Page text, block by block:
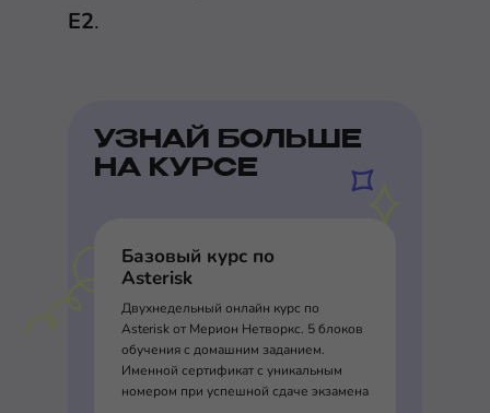
E2.
УЗНАЙ БОЛЬШЕ
НА КУРСЕ
Базовый курс по
Asterisk
Двухнедельный онлайн курс по
Asterisk от Мерион Нетворкс. 5 блоков
обучения с домашним заданием.
Именной сертификат с уникальным
номером при успешной сдаче экзамена